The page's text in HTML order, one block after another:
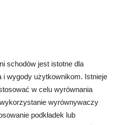
schodów jest istotne dla
i wygody użytkownikom. Istnieje
w celu wyrównania
wyrównywaczy
podkładek lub